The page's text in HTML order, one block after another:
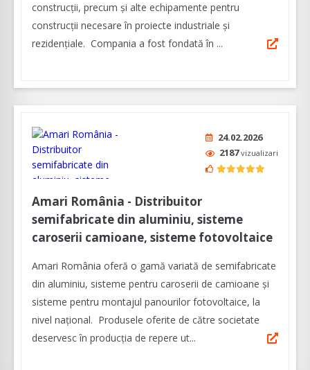
construcții, precum și alte echipamente pentru
construcții necesare în proiecte industriale și
rezidențiale. Compania a fost fondată în ...
24.02.2026
2187vizualizari
Amari România - Distribuitor
semifabricate din aluminiu, sisteme
caroserii camioane, sisteme fotovoltaice
Amari România oferă o gamă variată de semifabricate
din aluminiu, sisteme pentru caroserii de camioane şi
sisteme pentru montajul panourilor fotovoltaice, la
nivel naţional. Produsele oferite de către societate
deservesc în producţia de repere ut...